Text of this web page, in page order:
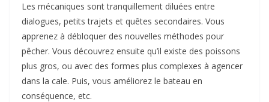
Les mécaniques sont tranquillement diluées entre
dialogues, petits trajets et quêtes secondaires. Vous
apprenez à débloquer des nouvelles méthodes pour
pêcher. Vous découvrez ensuite qu’il existe des poissons
plus gros, ou avec des formes plus complexes à agencer
dans la cale. Puis, vous améliorez le bateau en
conséquence, etc.